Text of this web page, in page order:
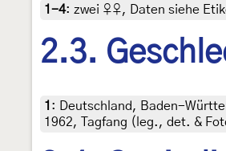
1-4: zwei ♀♀, Daten siehe
2.3.
1 :
Deutschland, Baden-
1962, Tagfang (leg., det. &